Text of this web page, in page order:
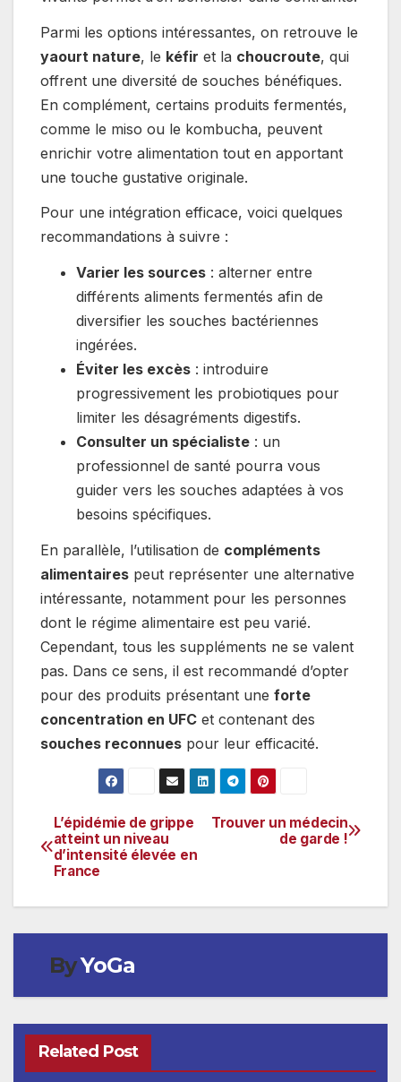
Parmi les options intéressantes, on retrouve le
yaourt nature, le kéfir et la choucroute, qui
offrent une diversité de souches bénéfiques.
En complément, certains produits fermentés,
comme le miso ou le kombucha, peuvent
enrichir votre alimentation tout en apportant
une touche gustative originale.
Pour une intégration efficace, voici quelques
recommandations à suivre :
Varier les sources : alterner entre
différents aliments fermentés afin de
diversifier les souches bactériennes
ingérées.
Éviter les excès : introduire
progressivement les probiotiques pour
limiter les désagréments digestifs.
Consulter un spécialiste : un
professionnel de santé pourra vous
guider vers les souches adaptées à vos
besoins spécifiques.
En parallèle, l’utilisation de compléments
alimentaires peut représenter une alternative
intéressante, notamment pour les personnes
dont le régime alimentaire est peu varié.
Cependant, tous les suppléments ne se valent
pas. Dans ce sens, il est recommandé d’opter
pour des produits présentant une forte
concentration en UFC et contenant des
souches reconnues pour leur efficacité.
Navigation
de
l’article
Trouver un médecin
de garde !
L’épidémie de grippe
atteint un niveau
d’intensité élevée en
France
ByYoGa
Related Post